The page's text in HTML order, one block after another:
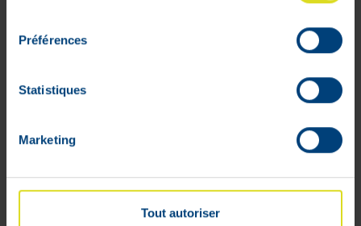
Préférences
Statistiques
Marketing
Tout autoriser